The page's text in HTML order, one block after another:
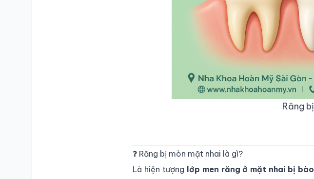
Răng
❓ Răng bị mòn mặt nhai là gì?
Là hiện tượng lớp men răng ở mặt nhai bị